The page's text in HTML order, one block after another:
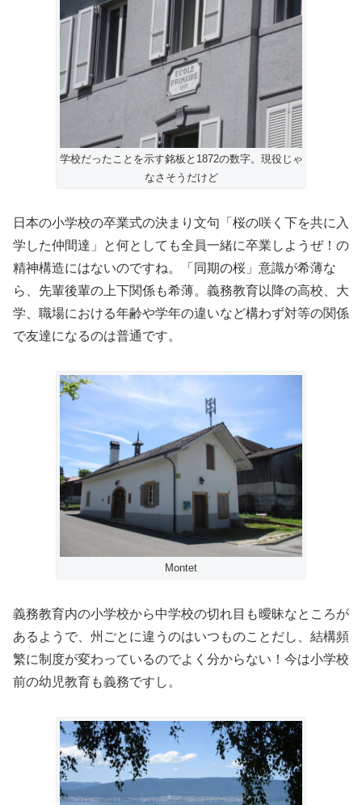
学校だったことを示す銘板と1872の数字。現役じゃ
なさそうだけど
日本の小学校の卒業式の決まり文句「桜の咲く下を共に入
学した仲間達」と何としても全員一緒に卒業しようぜ！の
精神構造にはないのですね。「同期の桜」意識が希薄な
ら、先輩後輩の上下関係も希薄。義務教育以降の高校、大
学、職場における年齢や学年の違いなど構わず対等の関係
で友達になるのは普通です。
Montet
義務教育内の小学校から中学校の切れ目も曖昧なところが
あるようで、州ごとに違うのはいつものことだし、結構頻
繁に制度が変わっているのでよく分からない！今は小学校
前の幼児教育も義務ですし。